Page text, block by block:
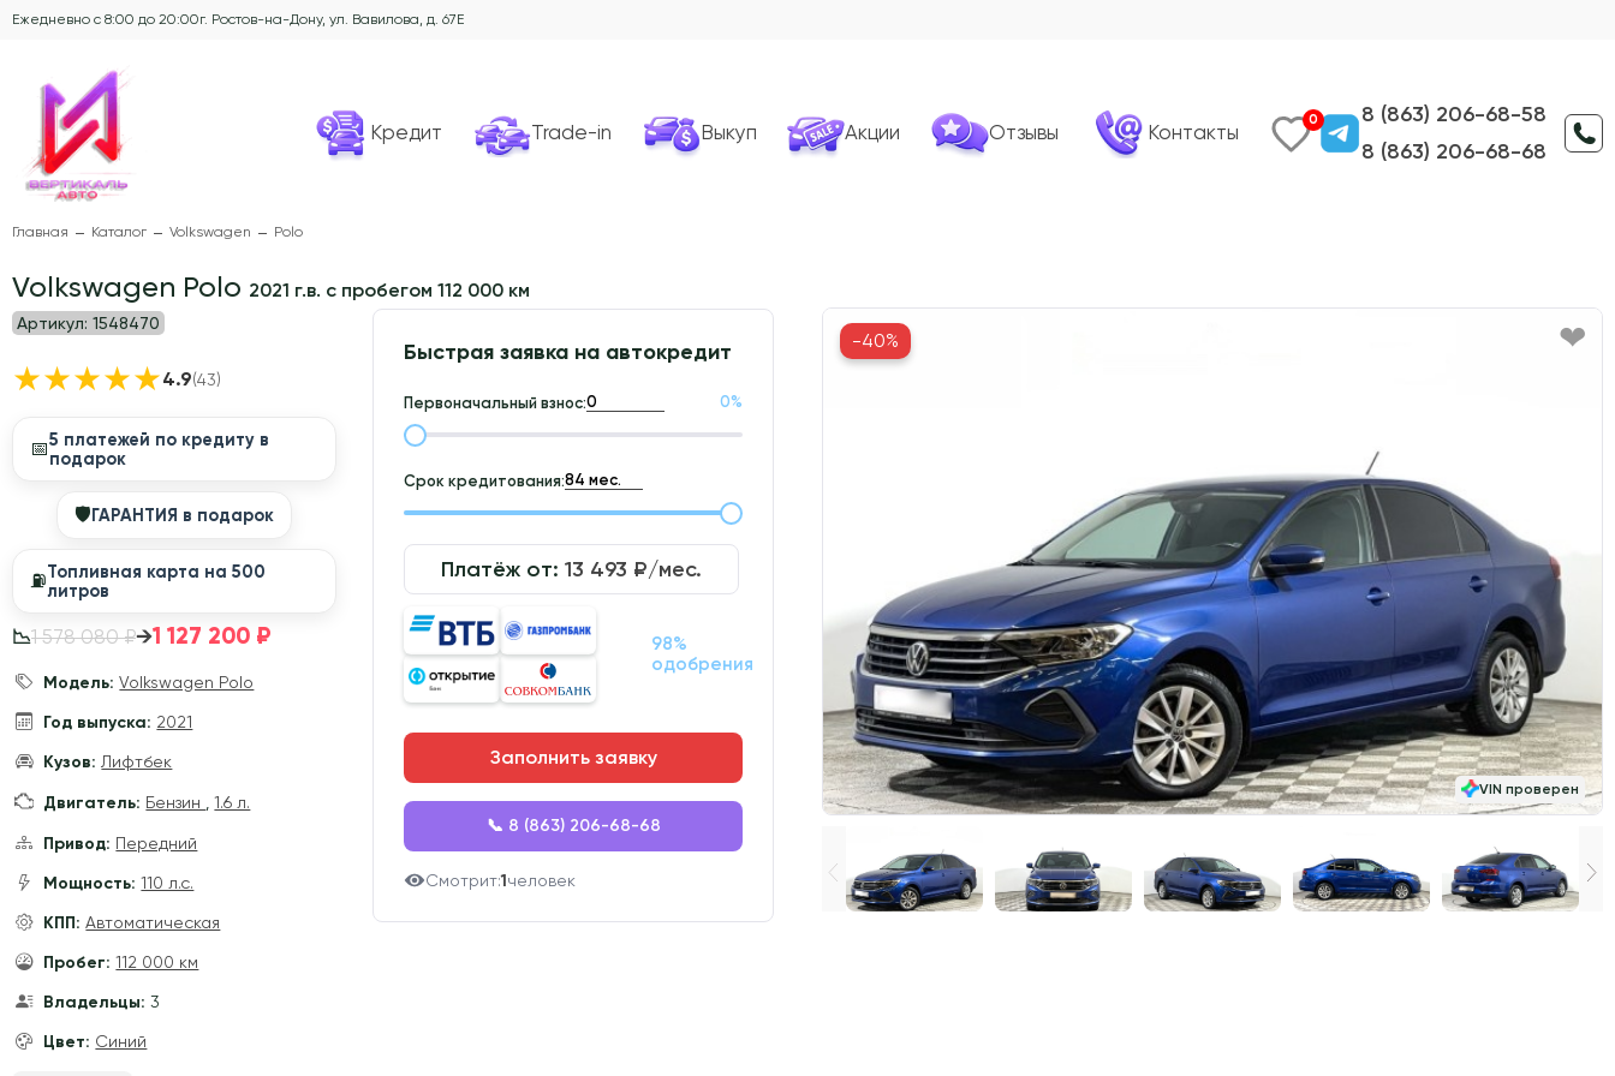
Ежедневно с 8:00 до 20:00г. Ростов-на-Дону, ул. Вавилова, д. 67Е
Кредит Trade-in Выкуп Акции Отзывы Контакты
0
8 (863) 206-68-58
8 (863) 206-68-68
Главная Каталог Volkswagen Polo
Volkswagen Polo 2021 г.в. с пробегом 112 000 км
Артикул: 1548470
★★★★★4.9(43)
📅5 платежей по кредиту в
подарок
🛡ГАРАНТИЯ в подарок
⛽️Топливная карта на 500
литров
📉1 578 080 ₽→1 127 200 ₽
Модель: Volkswagen Polo
Год выпуска: 2021
Кузов: Лифтбек
Двигатель: Бензин ,1.6 л.
Привод: Передний
Мощность: 110 л.с.
КПП: Автоматическая
Пробег: 112 000 км
Владельцы: 3
Цвет: Синий
Быстрая заявка на автокредит
Первоначальный взнос: 0%
Срок кредитования:
Платёж от: 13 493 ₽/мес.
98%
одобрения
Заполнить заявку
📞 8 (863) 206-68-68
Смотрит:1человек
VIN проверен
-40%